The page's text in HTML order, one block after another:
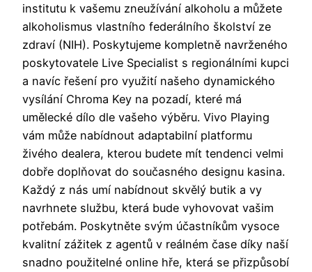
institutu k vašemu zneužívání alkoholu a můžete
alkoholismus vlastního federálního školství ze
zdraví (NIH). Poskytujeme kompletně navrženého
poskytovatele Live Specialist s regionálními kupci
a navíc řešení pro využití našeho dynamického
vysílání Chroma Key na pozadí, které má
umělecké dílo dle vašeho výběru. Vivo Playing
vám může nabídnout adaptabilní platformu
živého dealera, kterou budete mít tendenci velmi
dobře doplňovat do současného designu kasina.
Každý z nás umí nabídnout skvělý butik a vy
navrhnete službu, která bude vyhovovat vašim
potřebám. Poskytněte svým účastníkům vysoce
kvalitní zážitek z agentů v reálném čase díky naší
snadno použitelné online hře, která se přizpůsobí